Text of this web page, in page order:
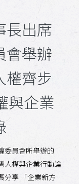
長出席
會舉辦
權齊步
與企業
委員會所舉辦的
人權與企業行動論
分享 「企業新方